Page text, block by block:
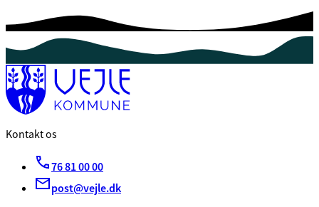
Kontakt os
76 81 00 00
post@vejle.dk